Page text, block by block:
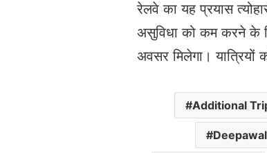
रेलवे का यह प्रयास
असुविधा को कम करने के
अवसर मिलेगा। यात्रियों
Additional